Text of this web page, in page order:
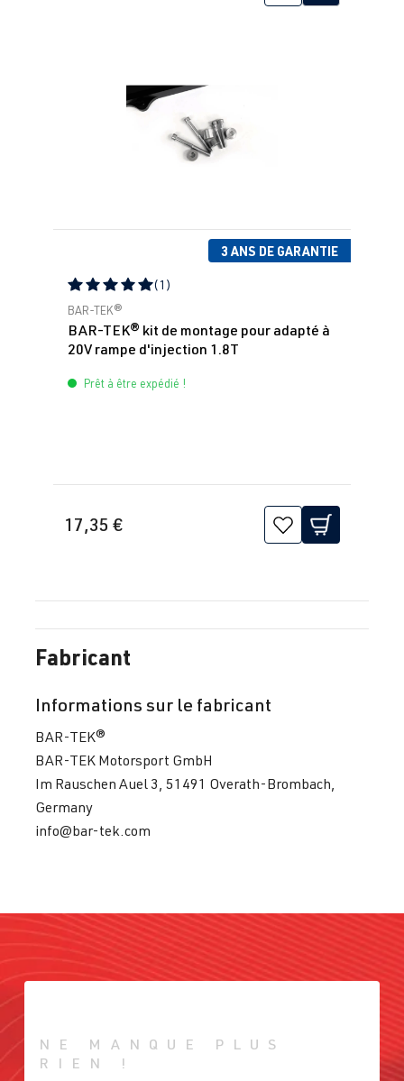
3 ANS DE GARANTIE
Note moyenne de 5 sur 5 étoiles
(1)
BAR-TEK®
BAR-TEK® kit de montage pour adapté à
20V rampe d'injection 1.8T
Prêt à être expédié !
17,35 €
Fabricant
Informations sur le fabricant
BAR-TEK®
BAR-TEK Motorsport GmbH
Im Rauschen Auel 3, 51491 Overath-Brombach,
Germany
info@bar-tek.com
NE MANQUE PLUS
RIEN !